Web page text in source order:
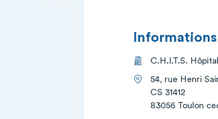
C.H.I.T.S.
54, rue Henri
CS 31412
83056 Toulon